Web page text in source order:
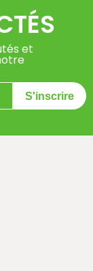
et
S'inscrire